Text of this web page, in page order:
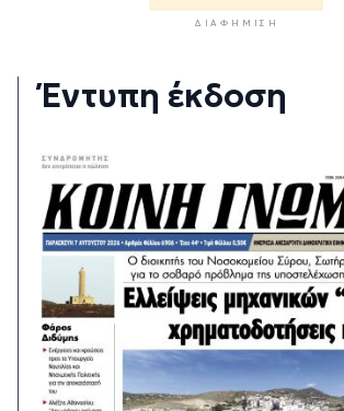
ΔΙΑΦΉΜΙΣΗ
Έντυπη έκδοση